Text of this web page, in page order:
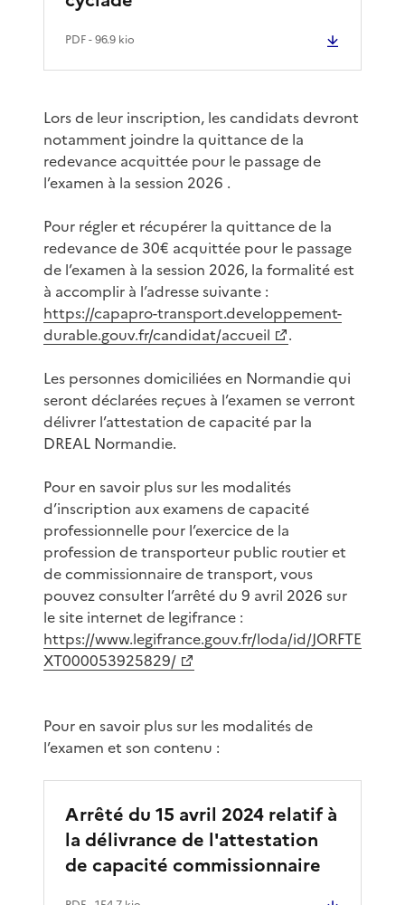
PDF- 96.9 kio
Lors de leur inscription, les candidats devront
notamment joindre la quittance de la
redevance acquittée pour le passage de
l’examen à la session 2026 .
Pour régler et récupérer la quittance de la
redevance de 30€ acquittée pour le passage
de l’examen à la session 2026, la formalité est
à accomplir à l’adresse suivante :
https://capapro-transport.developpement-
durable.gouv.fr/candidat/accueil
.
Les personnes domiciliées en Normandie qui
seront déclarées reçues à l’examen se verront
délivrer l’attestation de capacité par la
DREAL Normandie.
Pour en savoir plus sur les modalités
d’inscription aux examens de capacité
professionnelle pour l’exercice de la
profession de transporteur public routier et
de commissionnaire de transport, vous
pouvez consulter l’arrêté du 9 avril 2026 sur
le site internet de legifrance :
https://www.legifrance.gouv.fr/loda/id/JORFTE
XT000053925829/
Pour en savoir plus sur les modalités de
l’examen et son contenu :
Arrêté du 15 avril 2024 relatif à
la délivrance de l'attestation
de capacité commissionnaire